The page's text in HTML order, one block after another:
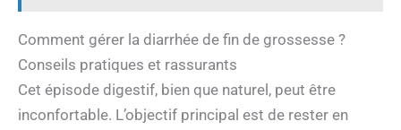
Comment gérer la diarrhée de fin de grossesse ?
Conseils pratiques et rassurants
Cet épisode digestif, bien que naturel, peut être
inconfortable. L’objectif principal est de rester en